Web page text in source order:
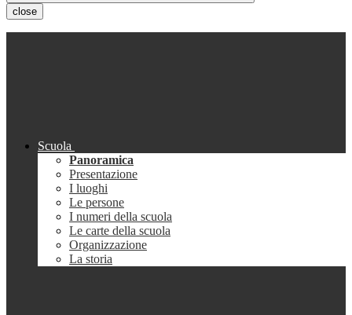
close
Scuola
Panoramica
Presentazione
I luoghi
Le persone
I numeri della scuola
Le carte della scuola
Organizzazione
La storia